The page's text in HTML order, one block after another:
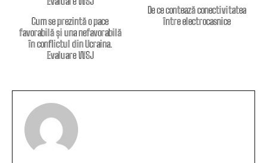
Cum se prezintă o pace
favorabilă și una nefavorabilă
în conflictul din Ucraina.
Evaluare WSJ
De ce contează conectivitatea
între electrocasnice